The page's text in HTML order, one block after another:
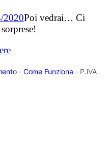
2020Poi vedrai… Ci
- Come Funziona - P.IVA